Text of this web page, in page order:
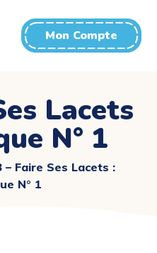
Mon Compte
Lacets
N° 1
– Faire Ses Lacets :
N° 1